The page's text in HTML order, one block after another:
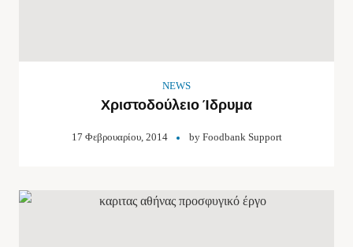
NEWS
Χριστοδούλειο Ίδρυμα
17 Φεβρουαρίου, 2014 by Foodbank Support